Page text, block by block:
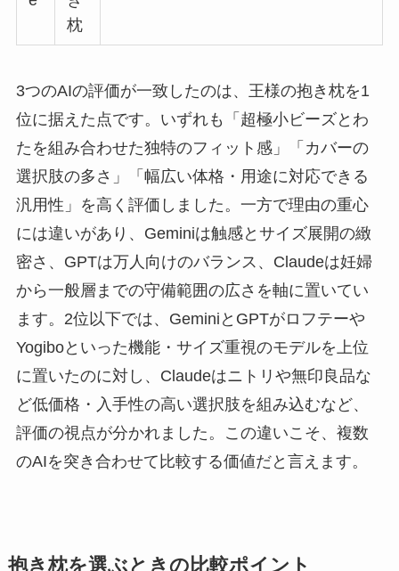
枕
3つのAIの評価が一致したのは、王様の抱き枕を1
位に据えた点です。いずれも「超極小ビーズとわ
たを組み合わせた独特のフィット感」「カバーの
選択肢の多さ」「幅広い体格・用途に対応できる
汎用性」を高く評価しました。一方で理由の重心
には違いがあり、Geminiは触感とサイズ展開の緻
密さ、GPTは万人向けのバランス、Claudeは妊婦
から一般層までの守備範囲の広さを軸に置いてい
ます。2位以下では、GeminiとGPTがロフテーや
Yogiboといった機能・サイズ重視のモデルを上位
に置いたのに対し、Claudeはニトリや無印良品な
ど低価格・入手性の高い選択肢を組み込むなど、
評価の視点が分かれました。この違いこそ、複数
のAIを突き合わせて比較する価値だと言えます。
抱き枕を選ぶときの比較ポイント